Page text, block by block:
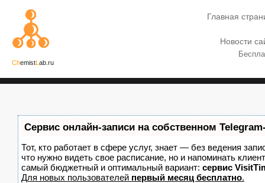
ChemistL ab.ru
Главная
Новости
Сервис онлайн-записи на собственном
Тот, кто работает в сфере услуг, знает — без ведения
что нужно видеть свое расписание, но и напоминать
самый бюджетный и оптимальный вариант: сервис
Для новых пользователей первый месяц бесплатно.